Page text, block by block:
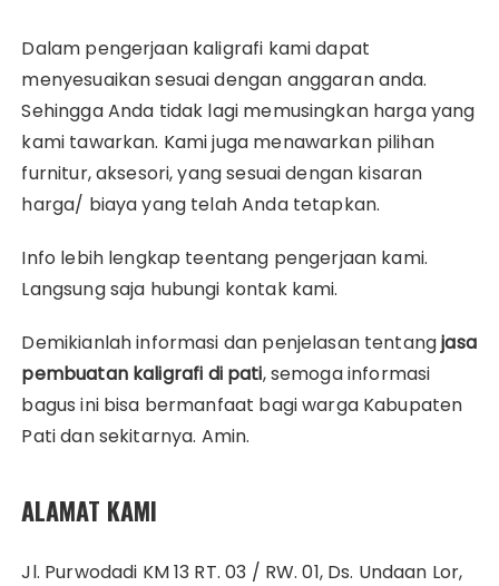
Dalam pengerjaan kaligrafi kami dapat
menyesuaikan sesuai dengan anggaran anda.
Sehingga Anda tidak lagi memusingkan harga yang
kami tawarkan. Kami juga menawarkan pilihan
furnitur, aksesori, yang sesuai dengan kisaran
harga/ biaya yang telah Anda tetapkan.
Info lebih lengkap teentang pengerjaan kami.
Langsung saja hubungi kontak kami.
Demikianlah informasi dan penjelasan tentangjasa
pembuatan kaligrafi di pati, semoga informasi
bagus ini bisa bermanfaat bagi warga Kabupaten
Pati dan sekitarnya. Amin.
ALAMAT KAMI
Jl. Purwodadi KM 13 RT. 03 / RW. 01, Ds. Undaan Lor,